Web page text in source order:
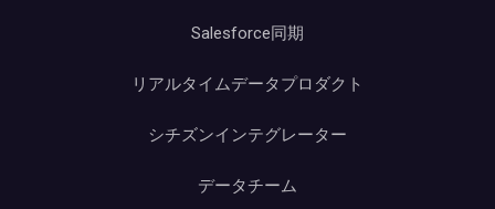
Salesforce同期
リアルタイムデータプロダクト
シチズンインテグレーター
データチーム